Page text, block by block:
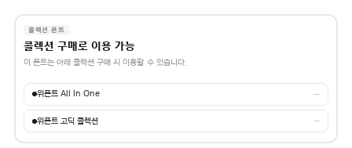
콜렉션 폰트
콜렉션 구매로 이용 가능
이 폰트는 아래 콜렉션 구매 시 이용할 수 있습니다.
위폰트 All In One →
위폰트 고딕 콜렉션 →